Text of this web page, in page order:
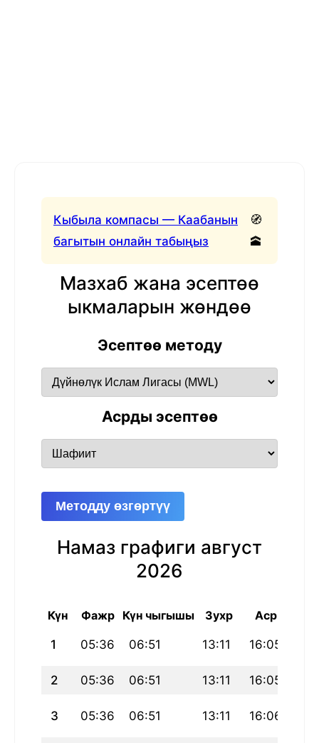
Кыбыла компасы — Каабанын
багытын онлайн табыңыз
🧭
🕋
Мазхаб жана эсептөө
ыкмаларын жөндөө
Эсептөө методу
Асрды эсептөө
Методду өзгөртүү
Намаз графиги август
2026
Күн Фажр Күн чыгышы Зухр Аср
1 05:36 06:51 13:11 16:05
2 05:36 06:51 13:11 16:05
3 05:36 06:51 13:11 16:06